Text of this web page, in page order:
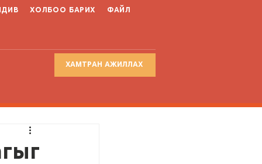
ХОЛБОО БАРИХ ФАЙЛ
ХАМТРАН АЖИЛЛАХ